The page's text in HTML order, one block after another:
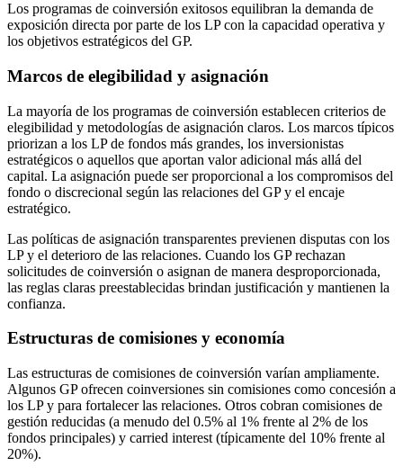
Los programas de coinversión exitosos equilibran la demanda de
exposición directa por parte de los LP con la capacidad operativa y
los objetivos estratégicos del GP.
Marcos de elegibilidad y asignación
La mayoría de los programas de coinversión establecen criterios de
elegibilidad y metodologías de asignación claros. Los marcos típicos
priorizan a los LP de fondos más grandes, los inversionistas
estratégicos o aquellos que aportan valor adicional más allá del
capital. La asignación puede ser proporcional a los compromisos del
fondo o discrecional según las relaciones del GP y el encaje
estratégico.
Las políticas de asignación transparentes previenen disputas con los
LP y el deterioro de las relaciones. Cuando los GP rechazan
solicitudes de coinversión o asignan de manera desproporcionada,
las reglas claras preestablecidas brindan justificación y mantienen la
confianza.
Estructuras de comisiones y economía
Las estructuras de comisiones de coinversión varían ampliamente.
Algunos GP ofrecen coinversiones sin comisiones como concesión a
los LP y para fortalecer las relaciones. Otros cobran comisiones de
gestión reducidas (a menudo del 0.5% al 1% frente al 2% de los
fondos principales) y carried interest (típicamente del 10% frente al
20%).